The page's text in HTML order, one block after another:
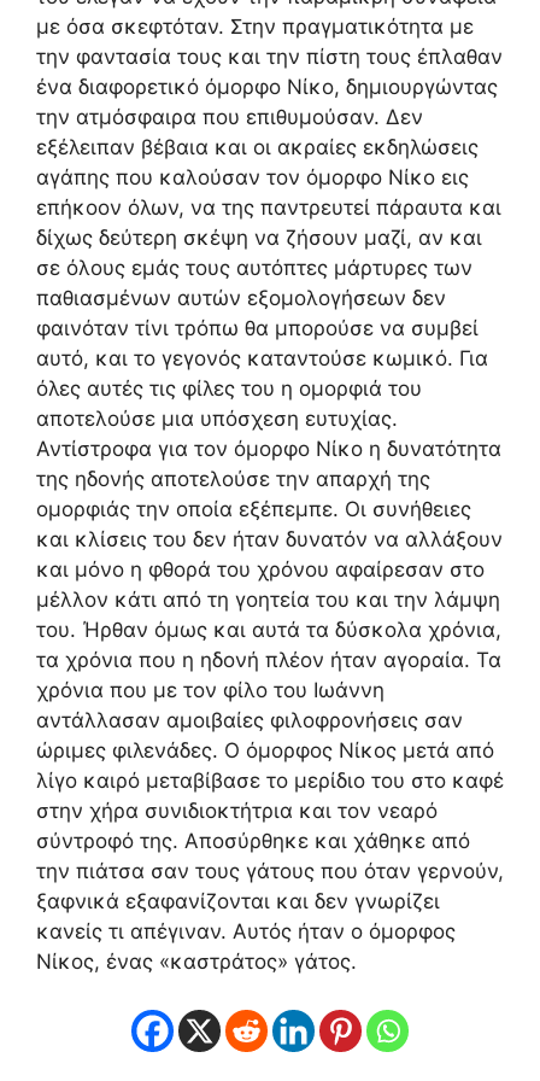
με όσα σκεφτόταν. Στην πραγματικότητα με
την φαντασία τους και την πίστη τους έπλαθαν
ένα διαφορετικό όμορφο Νίκο, δημιουργώντας
την ατμόσφαιρα που επιθυμούσαν. Δεν
εξέλειπαν βέβαια και οι ακραίες εκδηλώσεις
αγάπης που καλούσαν τον όμορφο Νίκο εις
επήκοον όλων, να της παντρευτεί πάραυτα και
δίχως δεύτερη σκέψη να ζήσουν μαζί, αν και
σε όλους εμάς τους αυτόπτες μάρτυρες των
παθιασμένων αυτών εξομολογήσεων δεν
φαινόταν τίνι τρόπω θα μπορούσε να συμβεί
αυτό, και το γεγονός καταντούσε κωμικό. Για
όλες αυτές τις φίλες του η ομορφιά του
αποτελούσε μια υπόσχεση ευτυχίας.
Αντίστροφα για τον όμορφο Νίκο η δυνατότητα
της ηδονής αποτελούσε την απαρχή της
ομορφιάς την οποία εξέπεμπε. Οι συνήθειες
και κλίσεις του δεν ήταν δυνατόν να αλλάξουν
και μόνο η φθορά του χρόνου αφαίρεσαν στο
μέλλον κάτι από τη γοητεία του και την λάμψη
του. Ήρθαν όμως και αυτά τα δύσκολα χρόνια,
τα χρόνια που η ηδονή πλέον ήταν αγοραία. Τα
χρόνια που με τον φίλο του Ιωάννη
αντάλλασαν αμοιβαίες φιλοφρονήσεις σαν
ώριμες φιλενάδες. Ο όμορφος Νίκος μετά από
λίγο καιρό μεταβίβασε το μερίδιο του στο καφέ
στην χήρα συνιδιοκτήτρια και τον νεαρό
σύντροφό της. Αποσύρθηκε και χάθηκε από
την πιάτσα σαν τους γάτους που όταν γερνούν,
ξαφνικά εξαφανίζονται και δεν γνωρίζει
κανείς τι απέγιναν. Αυτός ήταν ο όμορφος
Νίκος, ένας «καστράτος» γάτος.